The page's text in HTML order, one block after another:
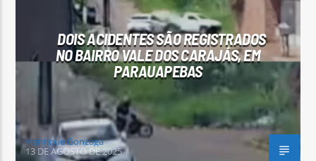
Arara Azul FM
DOIS ACIDENTES SÃO REGISTRADOS
NO BAIRRO VALE DOS CARAJÁS, EM
PARAUAPEBAS
Henrique Gonzaga
13 DE AGOSTO DE 2025